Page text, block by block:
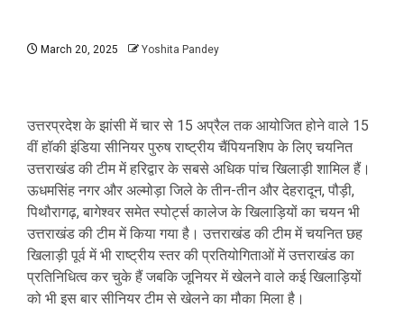
March 20, 2025 Yoshita Pandey
उत्तरप्रदेश के झांसी में चार से 15 अप्रैल तक आयोजित होने वाले 15
वीं हॉकी इंडिया सीनियर पुरुष राष्ट्रीय चैंपियनशिप के लिए चयनित
उत्तराखंड की टीम में हरिद्वार के सबसे अधिक पांच खिलाड़ी शामिल हैं।
ऊधमसिंह नगर और अल्मोड़ा जिले के तीन-तीन और देहरादून, पौड़ी,
पिथौरागढ़, बागेश्वर समेत स्पोर्ट्स कालेज के खिलाड़ियों का चयन भी
उत्तराखंड की टीम में किया गया है। उत्तराखंड की टीम में चयनित छह
खिलाड़ी पूर्व में भी राष्ट्रीय स्तर की प्रतियोगिताओं में उत्तराखंड का
प्रतिनिधित्व कर चुके हैं जबकि जूनियर में खेलने वाले कई खिलाड़ियों
को भी इस बार सीनियर टीम से खेलने का मौका मिला है।